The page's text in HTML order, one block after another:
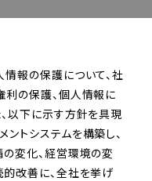
報の保護について、社
利の保護、個人情報に
以下に示す方針を具現
トシステムを構築し、
変化、経営環境の変
改善に、全社を挙げ